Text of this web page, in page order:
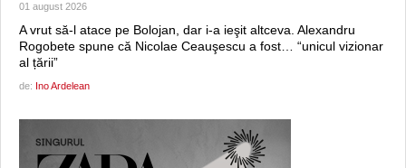
01 august 2026
A vrut să-l atace pe Bolojan, dar i-a ieşit altceva. Alexandru
Rogobete spune că Nicolae Ceauşescu a fost… “unicul vizionar
al țării”
de: Ino Ardelean